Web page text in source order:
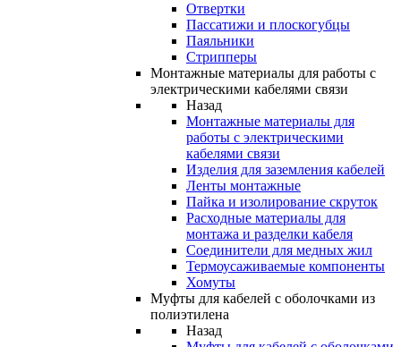
Отвертки
Пассатижи и плоскогубцы
Паяльники
Стрипперы
Монтажные материалы для работы с
электрическими кабелями связи
Назад
Монтажные материалы для
работы с электрическими
кабелями связи
Изделия для заземления кабелей
Ленты монтажные
Пайка и изолирование скруток
Расходные материалы для
монтажа и разделки кабеля
Соединители для медных жил
Термоусаживаемые компоненты
Хомуты
Муфты для кабелей с оболочками из
полиэтилена
Назад